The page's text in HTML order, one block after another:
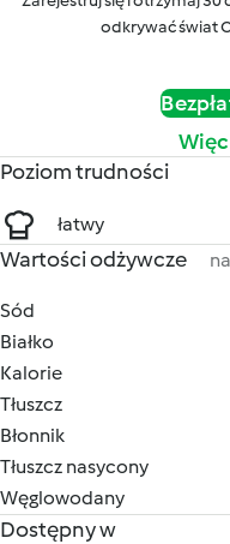
odkrywać świat
Poziom trudności
łatwy
Wartości odżywcze
Sód
Białko
Kalorie
Tłuszcz
Błonnik
Tłuszcz nasycony
Węglowodany
Dostępny w